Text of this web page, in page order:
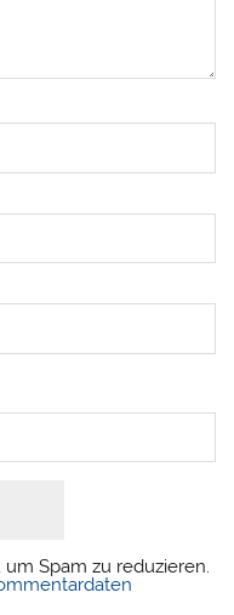
Spam zu reduzieren.